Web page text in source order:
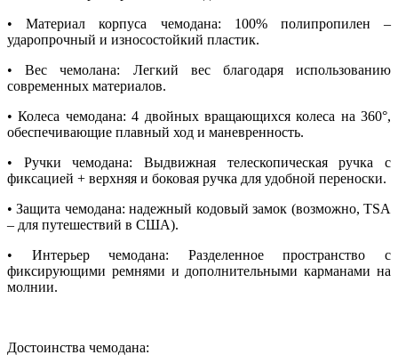
• Материал корпуса чемодана: 100% полипропилен –
ударопрочный и износостойкий пластик.
• Вес чемолана: Легкий вес благодаря использованию
современных материалов.
• Колеса чемодана: 4 двойных вращающихся колеса на 360°,
обеспечивающие плавный ход и маневренность.
• Ручки чемодана: Выдвижная телескопическая ручка с
фиксацией + верхняя и боковая ручка для удобной переноски.
• Защита чемодана: надежный кодовый замок (возможно, TSA
– для путешествий в США).
• Интерьер чемодана: Разделенное пространство с
фиксирующими ремнями и дополнительными карманами на
молнии.
Достоинства чемодана: